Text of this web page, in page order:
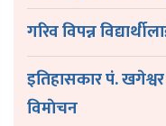
गरिव विपन्न
इतिहासकार पं.
विमाेचन